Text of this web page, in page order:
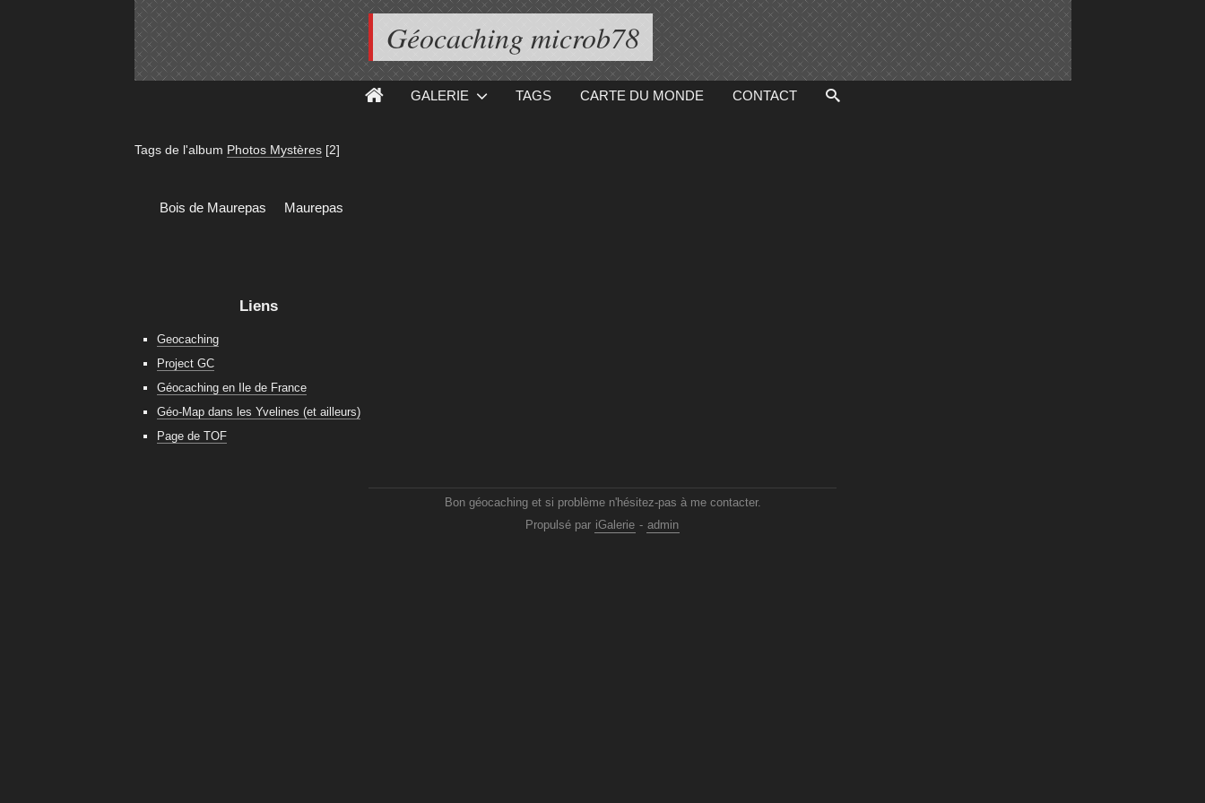
Géocaching microb78
GALERIE TAGS CARTE DU MONDE CONTACT
Tags de l'album Photos Mystères[2]
Bois de Maurepas Maurepas
Liens
Geocaching
Project GC
Géocaching en Ile de France
Géo-Map dans les Yvelines (et ailleurs)
Page de TOF
Bon géocaching et si problème n'hésitez-pas à me contacter.
Propulsé par iGalerie - admin